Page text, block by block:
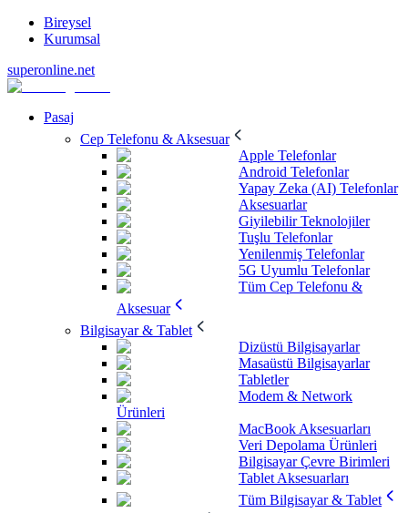
Bireysel
Kurumsal
superonline.net
Pasaj
Cep Telefonu & Aksesuar
Apple Telefonlar
Android Telefonlar
Yapay Zeka (AI) Telefonlar
Aksesuarlar
Giyilebilir Teknolojiler
Tuşlu Telefonlar
Yenilenmiş Telefonlar
5G Uyumlu Telefonlar
Tüm Cep Telefonu &
Aksesuar
Bilgisayar & Tablet
Dizüstü Bilgisayarlar
Masaüstü Bilgisayarlar
Tabletler
Modem & Network
Ürünleri
MacBook Aksesuarları
Veri Depolama Ürünleri
Bilgisayar Çevre Birimleri
Tablet Aksesuarları
Tüm Bilgisayar & Tablet